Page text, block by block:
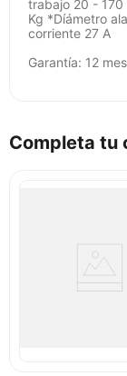
trabajo 20 - 170
Kg *Díámetro
corriente 27 A
Garantía: 12
Completa tu